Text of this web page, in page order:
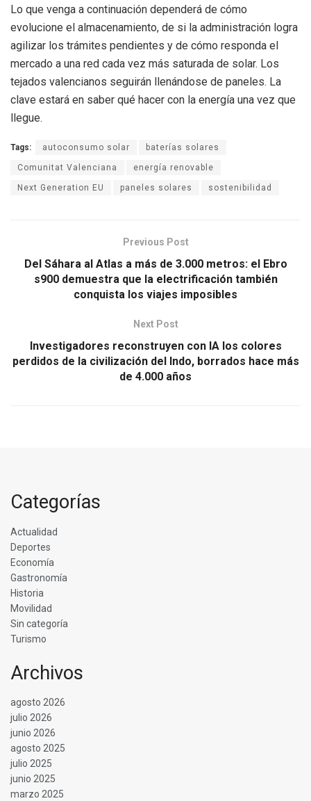
Lo que venga a continuación dependerá de cómo
evolucione el almacenamiento, de si la administración logra
agilizar los trámites pendientes y de cómo responda el
mercado a una red cada vez más saturada de solar. Los
tejados valencianos seguirán llenándose de paneles. La
clave estará en saber qué hacer con la energía una vez que
llegue.
Tags: autoconsumo solar baterías solares
Comunitat Valenciana energía renovable
Next Generation EU paneles solares sostenibilidad
Previous Post
Del Sáhara al Atlas a más de 3.000 metros: el Ebro
s900 demuestra que la electrificación también
conquista los viajes imposibles
Next Post
Investigadores reconstruyen con IA los colores
perdidos de la civilización del Indo, borrados hace más
de 4.000 años
Categorías
Actualidad
Deportes
Economía
Gastronomía
Historia
Movilidad
Sin categoría
Turismo
Archivos
agosto 2026
julio 2026
junio 2026
agosto 2025
julio 2025
junio 2025
marzo 2025